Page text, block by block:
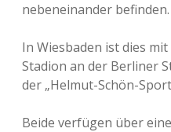
nebeneinander befinden.
In Wiesbaden ist dies
Stadion an der Berliner
der „Helmut-Schön-
Beide verfügen über